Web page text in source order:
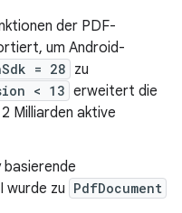
der PDF-
um Android-
= 28 zu
< 13 erweitert die
Milliarden aktive
wurde zu PdfDocument